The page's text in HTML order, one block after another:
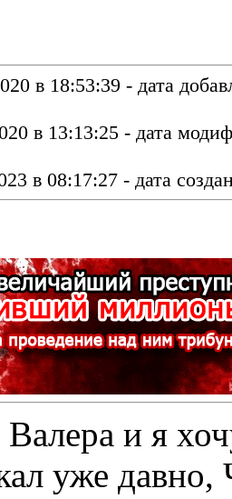
в 18:53:39 - дата
в 13:13:25 - дата
в 08:17:27 - дата
и я
уже